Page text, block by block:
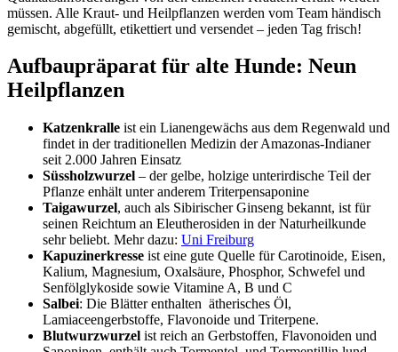
müssen. Alle Kraut- und Heilpflanzen werden vom Team händisch
gemischt, abgefüllt, etikettiert und versendet – jeden Tag frisch!
Aufbaupräparat für alte Hunde: Neun
Heilpflanzen
Katzenkralle ist ein Lianengewächs aus dem Regenwald und
findet in der traditionellen Medizin der Amazonas-Indianer
seit 2.000 Jahren Einsatz
Süssholzwurzel – der gelbe, holzige unterirdische Teil der
Pflanze enhält unter anderem Triterpensaponine
Taigawurzel, auch als Sibirischer Ginseng bekannt, ist für
seinen Reichtum an Eleutherosiden in der Naturheilkunde
sehr beliebt. Mehr dazu: Uni Freiburg
Kapuzinerkresse ist eine gute Quelle für Carotinoide, Eisen,
Kalium, Magnesium, Oxalsäure, Phosphor, Schwefel und
Senfölglykoside sowie Vitamine A, B und C
Salbei: Die Blätterenthalten ätherisches Öl,
Lamiaceengerbstoffe, Flavonoide und Triterpene.
Blutwurzwurzel ist reich an Gerbstoffen, Flavonoiden und